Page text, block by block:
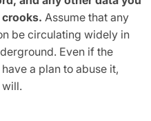
Assume that any
be circulating widely in
Even if the
a plan to abuse it,
will.